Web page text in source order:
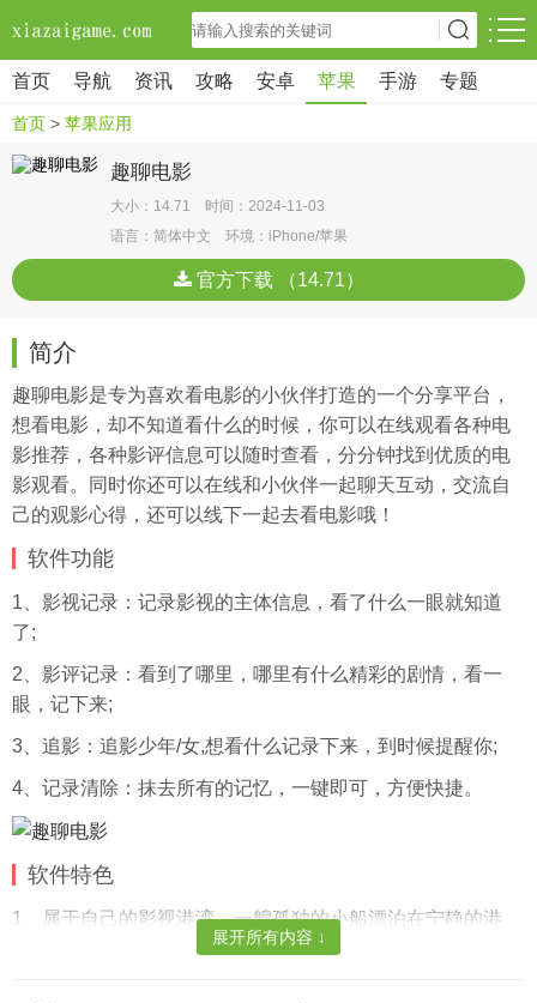
首页 导航 资讯 攻略 安卓 苹果 手游 专题
首页 > 苹果应用
趣聊电影
大小：14.71 时间：2024-11-03
语言：简体中文 环境：iPhone/苹果
官方下载 （14.71）
简介
趣聊电影是专为喜欢看电影的小伙伴打造的一个分享平台，
想看电影，却不知道看什么的时候，你可以在线观看各种电
影推荐，各种影评信息可以随时查看，分分钟找到优质的电
影观看。同时你还可以在线和小伙伴一起聊天互动，交流自
己的观影心得，还可以线下一起去看电影哦！
软件功能
1、影视记录：记录影视的主体信息，看了什么一眼就知道
了;
2、影评记录：看到了哪里，哪里有什么精彩的剧情，看一
眼，记下来;
3、追影：追影少年/女,想看什么记录下来，到时候提醒你;
4、记录清除：抹去所有的记忆，一键即可，方便快捷。
软件特色
1、属于自己的影视港湾，一艘孤独的小船漂泊在宁静的港
展开所有内容 ↓